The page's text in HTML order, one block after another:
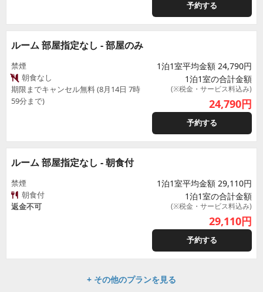
予約する
ルーム 部屋指定なし - 部屋のみ
禁煙
朝食なし
期限までキャンセル無料 (8月14日 7時
59分まで)
1泊1室平均金額 24,790円
1泊1室の合計金額
(※税金・サービス料込み)
24,790円
予約する
ルーム 部屋指定なし - 朝食付
禁煙
朝食付
返金不可
1泊1室平均金額 29,110円
1泊1室の合計金額
(※税金・サービス料込み)
29,110円
予約する
+ その他のプランを見る